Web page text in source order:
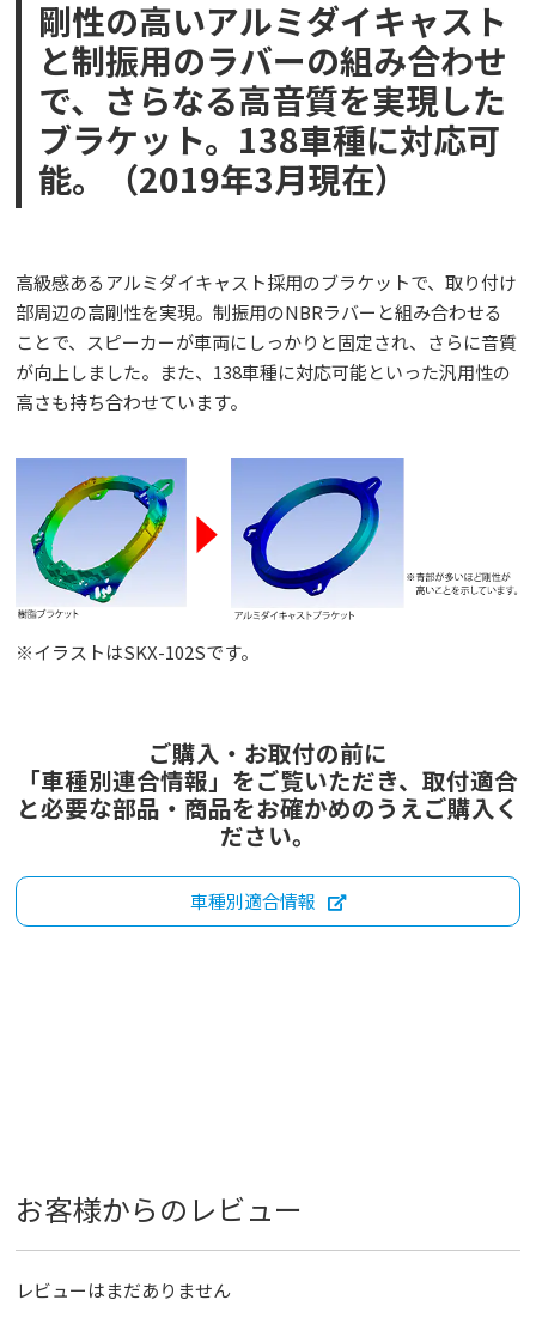
剛性の高いアルミダイキャスト
と制振用のラバーの組み合わせ
で、さらなる高音質を実現した
ブラケット。138車種に対応可
能。（2019年3月現在）
高級感あるアルミダイキャスト採用のブラケットで、取り付け
部周辺の高剛性を実現。制振用のNBRラバーと組み合わせる
ことで、スピーカーが車両にしっかりと固定され、さらに音質
が向上しました。また、138車種に対応可能といった汎用性の
高さも持ち合わせています。
※イラストはSKX-102Sです。
ご購入・お取付の前に
「車種別連合情報」をご覧いただき、取付適合
と必要な部品・商品をお確かめのうえご購入く
ださい。
車種別適合情報
お客様からのレビュー
レビューはまだありません